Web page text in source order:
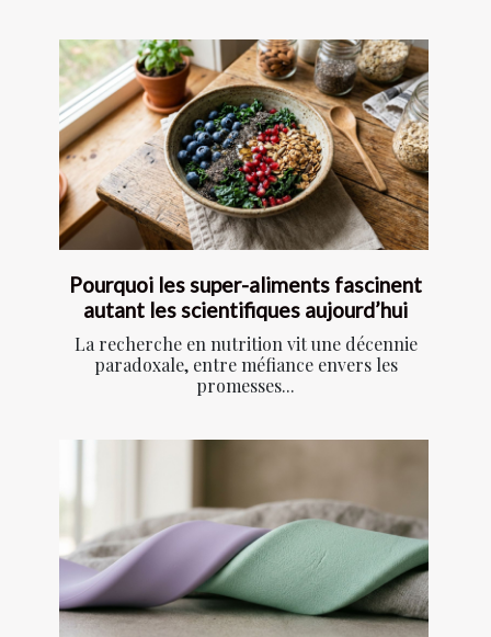
Pourquoi les super-aliments fascinent
autant les scientifiques aujourd’hui
La recherche en nutrition vit une décennie
paradoxale, entre méfiance envers les
promesses...